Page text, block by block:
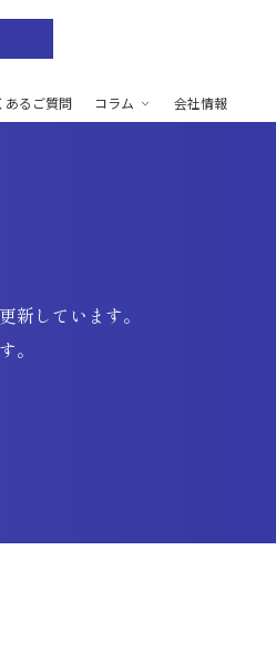
あるご質問 コラム 会社情報
新しています。
。